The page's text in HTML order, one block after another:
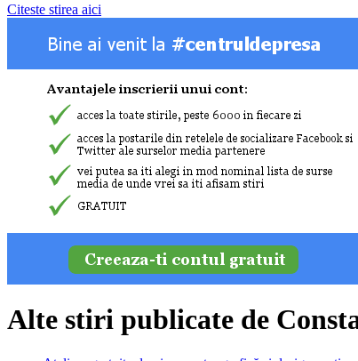
Citeste stirea aici
Alte stiri publicate de